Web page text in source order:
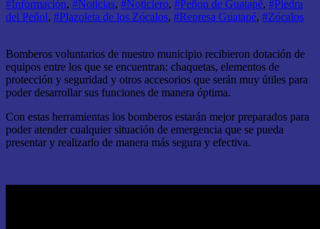
#Información, #Noticias, #Noticiero, #Peñon de Guatapé, #Piedra
del Peñol, #Plazoleta de los Zócalos, #Represa Guatapé, #Zócalos
Bomberos voluntarios de nuestro municipio recibieron dotación de
equipos entre los que se encuentran: chaquetas, elementos de
protección y seguridad y otros accesorios que serán muy útiles para
poder desarrollar sus funciones de manera óptima.
Con estas herramientas los bomberos estarán mejor preparados para
poder atender cualquier situación de emergencia que se pueda
presentar y realizarlo de manera más segura y efectiva.